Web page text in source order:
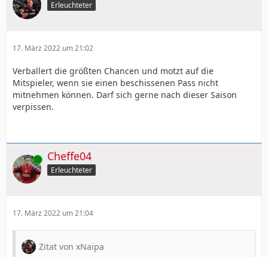
Erleuchteter
17. März 2022 um 21:02
Verballert die größten Chancen und motzt auf die
Mitspieler, wenn sie einen beschissenen Pass nicht
mitnehmen können. Darf sich gerne nach dieser Saison
verpissen.
Online Cheffe04
Erleuchteter
17. März 2022 um 21:04
Zitat von xNaipa